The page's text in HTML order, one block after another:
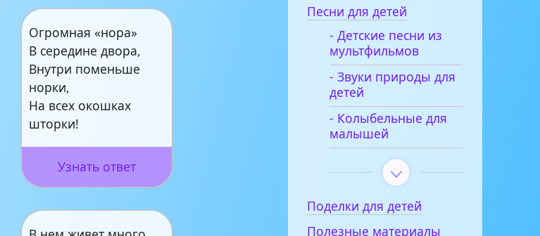
Огромная «нора»
В середине двора,
Внутри поменьше
норки,
На всех окошках
шторки!
Узнать ответ
Песни для детей
- Детские песни из
мультфильмов
- Звуки природы для
детей
- Колыбельные для
малышей
Поделки для детей
Полезные материалы